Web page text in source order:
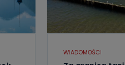
WIADOMOŚCI